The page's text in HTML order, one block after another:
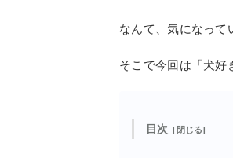
なんて、気になって
そこで今回は「犬好
目次